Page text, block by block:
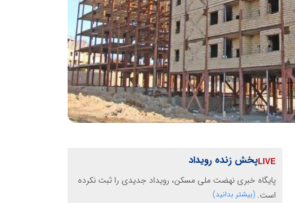
پخش زنده رویداد
پایگاه خبری نهضت ملی مسکن، رویداد جدیدی را ثبت نکرده
است. (بیشتر بدانید)